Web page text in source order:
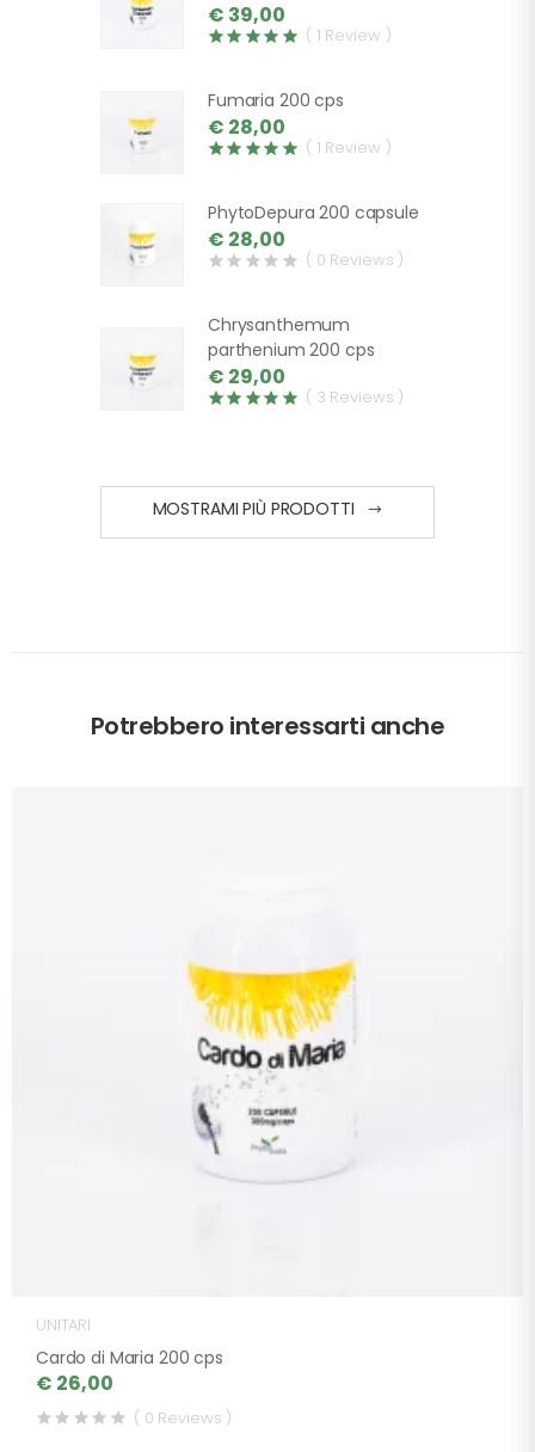
€ 39,00
( 1 Review )
Fumaria 200 cps
€ 28,00
( 1 Review )
PhytoDepura 200 capsule
€ 28,00
( 0 Reviews )
Chrysanthemum
parthenium 200 cps
€ 29,00
( 3 Reviews )
MOSTRAMI PIÙ PRODOTTI
Potrebbero interessarti anche
UNITARI
Cardo di Maria 200 cps
€ 26,00
( 0 Reviews )